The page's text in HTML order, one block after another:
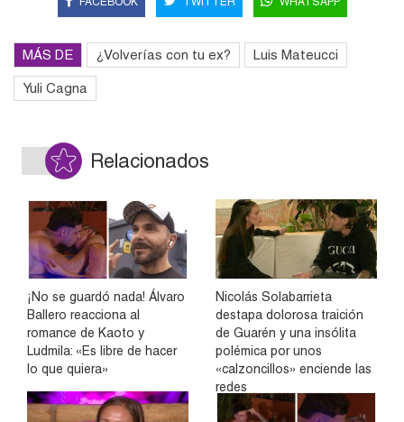
MÁS DE ¿Volverías con tu ex? Luis Mateucci
Yuli Cagna
Relacionados
¡No se guardó nada! Álvaro
Ballero reacciona al
romance de Kaoto y
Ludmila: «Es libre de hacer
lo que quiera»
Nicolás Solabarrieta
destapa dolorosa traición
de Guarén y una insólita
polémica por unos
«calzoncillos» enciende las
redes